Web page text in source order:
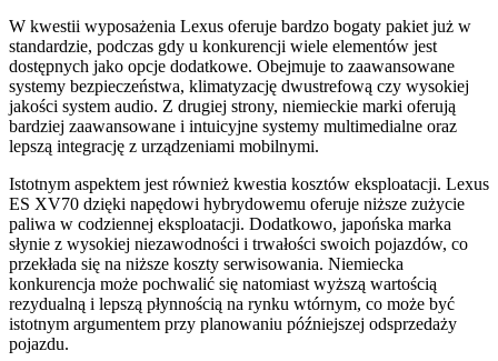
W kwestii wyposażenia Lexus oferuje bardzo bogaty pakiet już w
standardzie, podczas gdy u konkurencji wiele elementów jest
dostępnych jako opcje dodatkowe. Obejmuje to zaawansowane
systemy bezpieczeństwa, klimatyzację dwustrefową czy wysokiej
jakości system audio. Z drugiej strony, niemieckie marki oferują
bardziej zaawansowane i intuicyjne systemy multimedialne oraz
lepszą integrację z urządzeniami mobilnymi.
Istotnym aspektem jest również kwestia kosztów eksploatacji. Lexus
ES XV70 dzięki napędowi hybrydowemu oferuje niższe zużycie
paliwa w codziennej eksploatacji. Dodatkowo, japońska marka
słynie z wysokiej niezawodności i trwałości swoich pojazdów, co
przekłada się na niższe koszty serwisowania. Niemiecka
konkurencja może pochwalić się natomiast wyższą wartością
rezydualną i lepszą płynnością na rynku wtórnym, co może być
istotnym argumentem przy planowaniu późniejszej odsprzedaży
pojazdu.